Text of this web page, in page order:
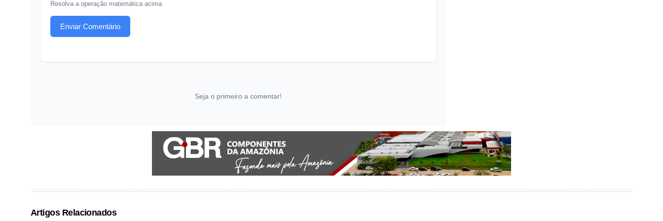
Resolva a operação matemática acima
Enviar Comentário
Seja o primeiro a comentar!
Artigos Relacionados